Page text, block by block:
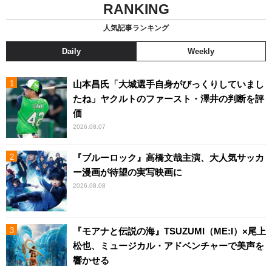
RANKING
人気記事ランキング
Daily Weekly
山本昌氏「大城選手自身がびっくりしていまし
たね」ヤクルトのファースト・澤井の判断を評
価
2026.08.07
『ブルーロック』高橋文哉主演、大人気サッカ
ー漫画が待望の実写映画に
2026.08.08
『モアナと伝説の海』TSUZUMI（ME:I）×尾上
松也、ミュージカル・アドベンチャーで美声を
響かせる